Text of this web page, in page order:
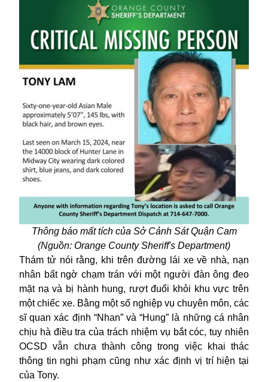
Thông báo mất tích của Sở Cảnh Sát Quận Cam
(Nguồn: Orange County Sheriff's Department)
Thám tử nói rằng, khi trên đường lái xe về nhà, nạn
nhân bất ngờ chạm trán với một người đàn ông đeo
mặt nạ và bị hành hung, rượt đuổi khỏi khu vực trên
một chiếc xe. Bằng một số nghiệp vụ chuyên môn, các
sĩ quan xác định “Nhan” và “Hung” là những cá nhân
chịu hà điều tra của trách nhiệm vụ bắt cóc, tuy nhiên
OCSD vẫn chưa thành công trong việc khai thác
thông tin nghi phạm cũng như xác định vị trí hiện tại
của Tony.